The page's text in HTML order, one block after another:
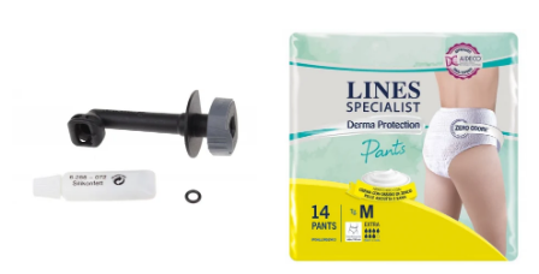
Textile si covoare
Uscatoare rufe
Utilaje si materiale de constructii
Laptop, Tablete & Telefoane